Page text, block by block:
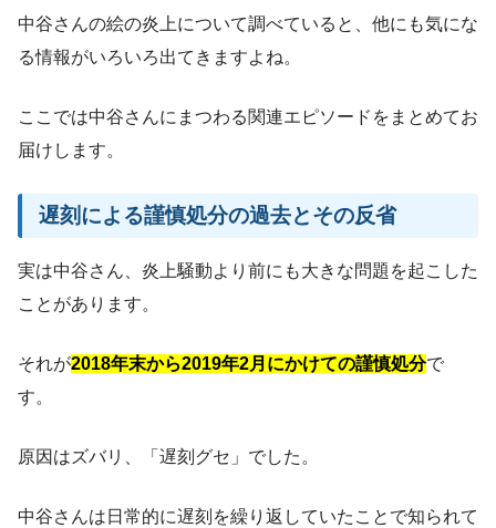
中谷さんの絵の炎上について調べていると、他にも気にな
る情報がいろいろ出てきますよね。
ここでは中谷さんにまつわる関連エピソードをまとめてお
届けします。
遅刻による謹慎処分の過去とその反省
実は中谷さん、炎上騒動より前にも大きな問題を起こした
ことがあります。
それが2018年末から2019年2月にかけての謹慎処分で
す。
原因はズバリ、「遅刻グセ」でした。
中谷さんは日常的に遅刻を繰り返していたことで知られて